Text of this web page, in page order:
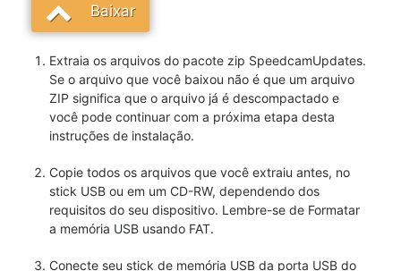
Baixar
Extraia os arquivos do pacote zip SpeedcamUpdates.
Se o arquivo que você baixou não é que um arquivo
ZIP significa que o arquivo já é descompactado e
você pode continuar com a próxima etapa desta
instruções de instalação.
Copie todos os arquivos que você extraiu antes, no
stick USB ou em um CD-RW, dependendo dos
requisitos do seu dispositivo. Lembre-se de Formatar
a memória USB usando FAT.
Conecte seu stick de memória USB da porta USB do